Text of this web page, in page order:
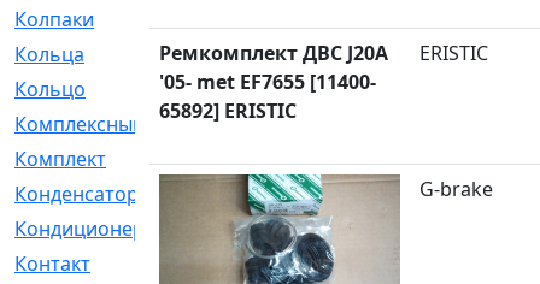
Колпаки
Кольца
[1164]
Кольцо
[272]
Комплексный
[1]
Комплект
[196]
Конденсатор
[1]
Кондиционер
[2]
Контакт
[3]
Ремкомплект ДВС J20A
'05- met EF7655 [11400-
65892] ERISTIC
ERISTIC
G-brake